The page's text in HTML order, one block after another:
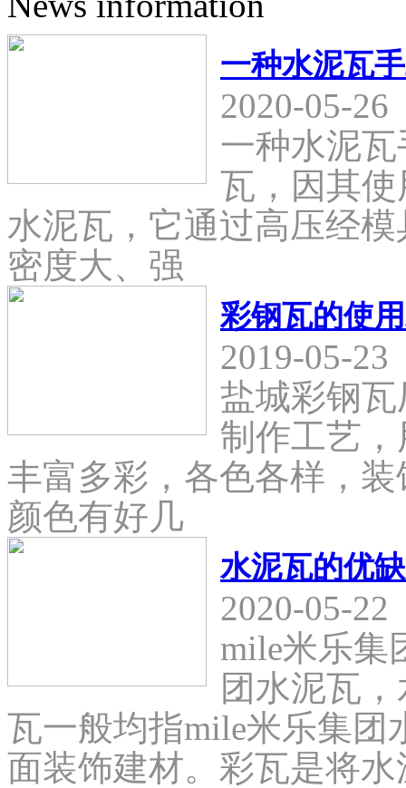
一种水泥瓦
2020-05-26
一种水泥
瓦，因其
水泥瓦，它通过高压经
密度大、强
彩钢瓦的使
2019-05-23
盐城彩钢
制作工艺
丰富多彩，各色各样，
颜色有好几
水泥瓦的优
2020-05-22
mile米乐集
团水泥瓦
瓦一般均指mile米乐集团
面装饰建材。彩瓦是将